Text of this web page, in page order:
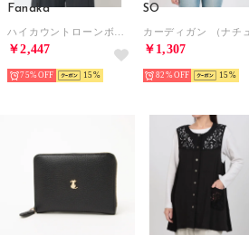
Fanaka
￥2,447
75% 15
SO
￥1,307
82% 15